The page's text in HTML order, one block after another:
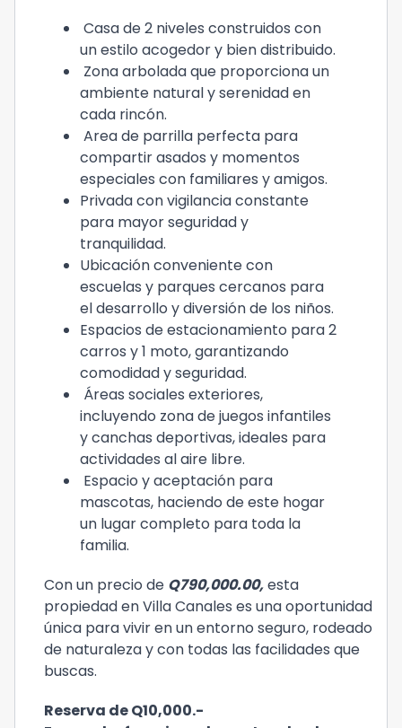
Casa de 2 niveles construidos con
un estilo acogedor y bien distribuido.
Zona arbolada que proporciona un
ambiente natural y serenidad en
cada rincón.
Area de parrilla perfecta para
compartir asados y momentos
especiales con familiares y amigos.
Privada con vigilancia constante
para mayor seguridad y
tranquilidad.
Ubicación conveniente con
escuelas y parques cercanos para
el desarrollo y diversión de los niños.
Espacios de estacionamiento para 2
carros y 1 moto, garantizando
comodidad y seguridad.
Áreas sociales exteriores,
incluyendo zona de juegos infantiles
y canchas deportivas, ideales para
actividades al aire libre.
Espacio y aceptación para
mascotas, haciendo de este hogar
un lugar completo para toda la
familia.
Con un precio de Q790,000.00,esta
propiedad en Villa Canales es una oportunidad
única para vivir en un entorno seguro, rodeado
de naturaleza y con todas las facilidades que
buscas.
Reserva de Q10,000.-